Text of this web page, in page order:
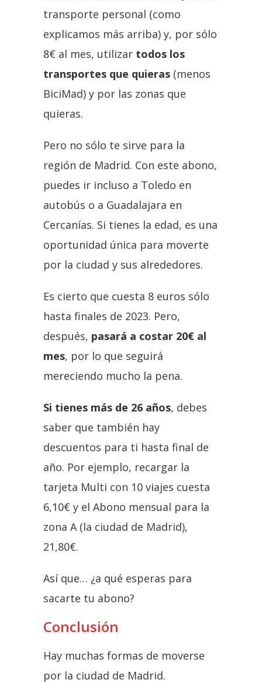
transporte personal (como
explicamos más arriba) y, por sólo
8€ al mes, utilizar todos los
transportes que quieras (menos
BiciMad) y por las zonas que
quieras.
Pero no sólo te sirve para la
región de Madrid. Con este abono,
puedes ir incluso a Toledo en
autobús o a Guadalajara en
Cercanías. Si tienes la edad, es una
oportunidad única para moverte
por la ciudad y sus alrededores.
Es cierto que cuesta 8 euros sólo
hasta finales de 2023. Pero,
después, pasará a costar 20€ al
mes, por lo que seguirá
mereciendo mucho la pena.
Si tienes más de 26 años, debes
saber que también hay
descuentos para ti hasta final de
año. Por ejemplo, recargar la
tarjeta Multi con 10 viajes cuesta
6,10€ y el Abono mensual para la
zona A (la ciudad de Madrid),
21,80€.
Así que… ¿a qué esperas para
sacarte tu abono?
Conclusión
Hay muchas formas de moverse
por la ciudad de Madrid.